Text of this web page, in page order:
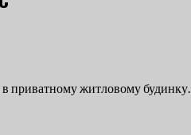
приватному житловому будинку.